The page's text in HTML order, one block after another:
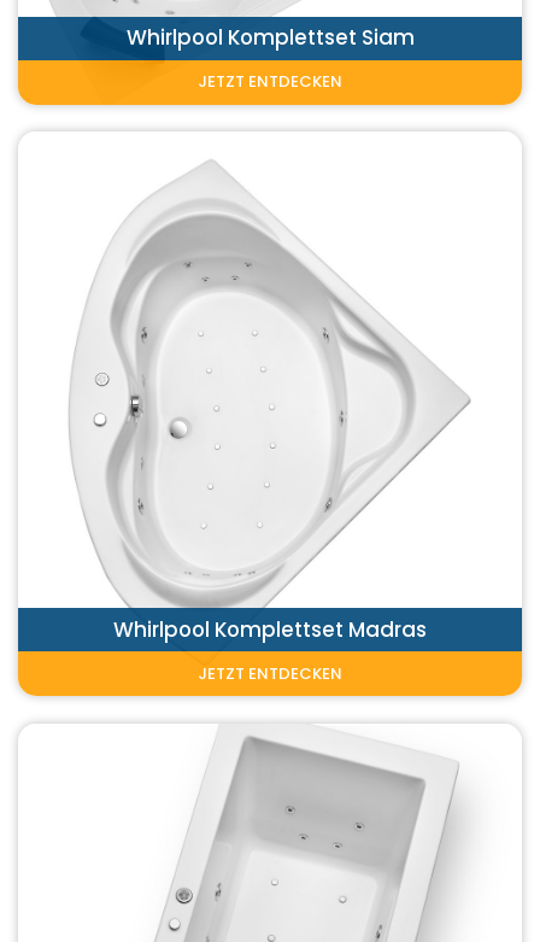
Whirlpool Komplettset Siam
JETZT ENTDECKEN
Whirlpool Komplettset Madras
JETZT ENTDECKEN